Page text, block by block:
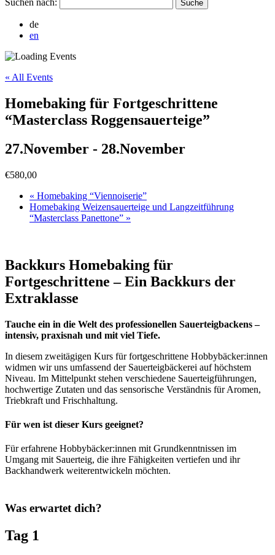
Suchen nach:
de
en
« All Events
Homebaking für Fortgeschrittene
“Masterclass Roggensauerteige”
27.November - 28.November
€580,00
« Homebaking “Viennoiserie”
Homebaking Weizensauerteige und Langzeitführung
“Masterclass Panettone” »
Backkurs Homebaking für
Fortgeschrittene – Ein Backkurs der
Extraklasse
Tauche ein in die Welt des professionellen Sauerteigbackens –
intensiv, praxisnah und mit viel Tiefe.
In diesem zweitägigen Kurs für fortgeschrittene Hobbybäcker:innen
widmen wir uns umfassend der Sauerteigbäckerei auf höchstem
Niveau. Im Mittelpunkt stehen verschiedene Sauerteigführungen,
hochwertige Zutaten und das sensorische Verständnis für Aromen,
Triebkraft und Frischhaltung.
Für wen ist dieser Kurs geeignet?
Für erfahrene Hobbybäcker:innen mit Grundkenntnissen im
Umgang mit Sauerteig, die ihre Fähigkeiten vertiefen und ihr
Backhandwerk weiterentwickeln möchten.
Was erwartet dich?
Tag 1